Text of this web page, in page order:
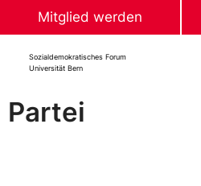
Mitglied werden
Sozialdemokratisches Forum
Universität Bern
Partei